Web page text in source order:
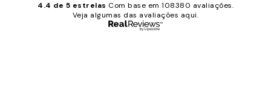
4.4 de 5 estrelas Com base em 108380 avaliações.
Veja algumas das avaliações aqui.